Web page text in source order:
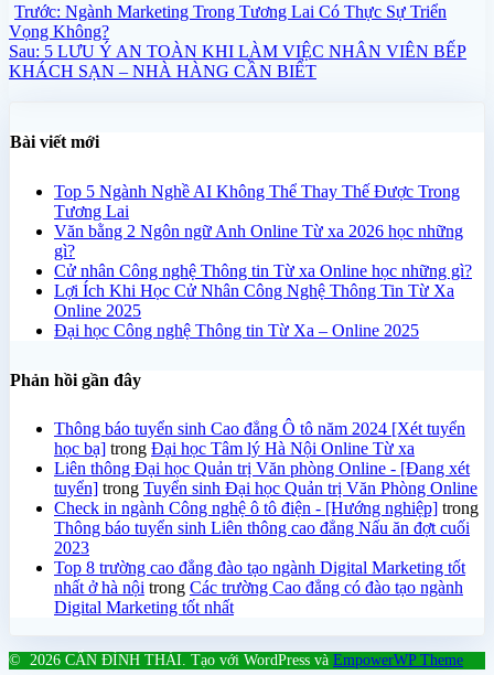
Điều
hướng
bài
viết
Trước: Bài
trước
Ngành Marketing Trong Tương Lai Có Thực Sự Triển
Vọng Không?
Sau: Bài
sau:
5 LƯU Ý AN TOÀN KHI LÀM VIỆC NHÂN VIÊN BẾP
KHÁCH SẠN – NHÀ HÀNG CẦN BIẾT
Bài viết mới
Top 5 Ngành Nghề AI Không Thể Thay Thế Được Trong
Tương Lai
Văn bằng 2 Ngôn ngữ Anh Online Từ xa 2026 học những
gì?
Cử nhân Công nghệ Thông tin Từ xa Online học những gì?
Lợi Ích Khi Học Cử Nhân Công Nghệ Thông Tin Từ Xa
Online 2025
Đại học Công nghệ Thông tin Từ Xa – Online 2025
Phản hồi gần đây
Thông báo tuyển sinh Cao đẳng Ô tô năm 2024 [Xét tuyển
học bạ] trong Đại học Tâm lý Hà Nội Online Từ xa
Liên thông Đại học Quản trị Văn phòng Online - [Đang xét
tuyển] trong Tuyển sinh Đại học Quản trị Văn Phòng Online
Check in ngành Công nghệ ô tô điện - [Hướng nghiệp] trong
Thông báo tuyển sinh Liên thông cao đẳng Nấu ăn đợt cuối
2023
Top 8 trường cao đẳng đào tạo ngành Digital Marketing tốt
nhất ở hà nội trong Các trường Cao đẳng có đào tạo ngành
Digital Marketing tốt nhất
© 2026 CẤN ĐÌNH THÁI. Tạo với WordPress và EmpowerWP Theme